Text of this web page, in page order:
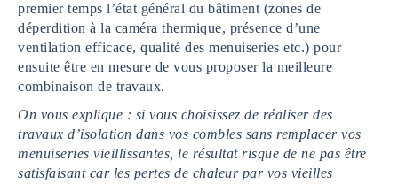
premier temps l’état général du bâtiment (zones de
déperdition à la caméra thermique, présence d’une
ventilation efficace, qualité des menuiseries etc.) pour
ensuite être en mesure de vous proposer la meilleure
combinaison de travaux.
On vous explique : si vous choisissez de réaliser des
travaux d’isolation dans vos combles sans remplacer vos
menuiseries vieillissantes, le résultat risque de ne pas être
satisfaisant car les pertes de chaleur par vos vieilles